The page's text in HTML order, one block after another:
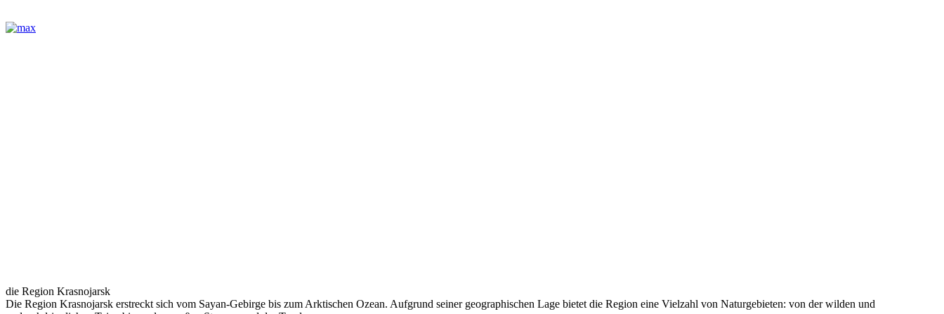
die Region Krasnojarsk
Die Region Krasnojarsk erstreckt sich vom Sayan-Gebirge bis zum Arktischen Ozean. Aufgrund seiner geographischen Lage bietet die Region eine Vielzahl von Naturgebieten: von der wilden und